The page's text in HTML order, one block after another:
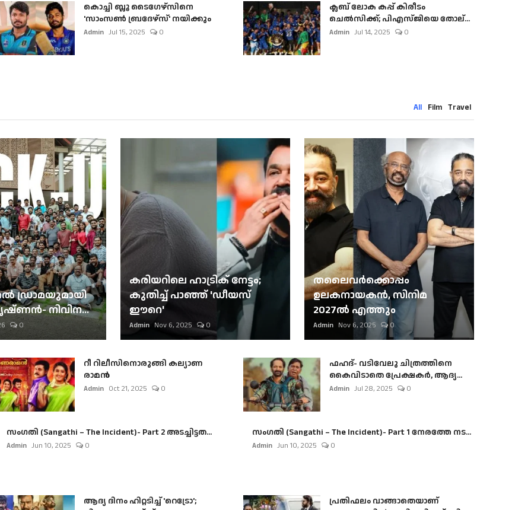
കൊച്ചി ബ്ലൂ ടൈഗേഴ്സിനെ
'സാംസൺ ബ്രദേഴ്സ്' നയിക്കും
Admin Jul 15, 2025 0
ക്ലബ് ലോക കപ്പ് കിരീടം
ചെല്‍സിക്ക്; പിഎസ്ജിയെ തോല്...
Admin Jul 14, 2025 0
All Film Travel
ഡ്രാമയുമായി
നിവിന...
0
കരിയറിലെ ഹാട്രിക് നേട്ടം;
കുതിച്ച് പാഞ്ഞ് 'ഡീയസ്
ഈറെ'
Admin Nov 6, 2025 0
തലൈവര്‍ക്കൊപ്പം
ഉലകനായകന്‍, സിനിമ
2027ല്‍ എത്തും
Admin Nov 6, 2025 0
റീ റിലീസിനൊരുങ്ങി കല്യാണ
രാമൻ
Admin Oct 21, 2025 0
ഫഹദ്- വടിവേലു ചിത്രത്തിനെ
കൈവിടാതെ പ്രേക്ഷകർ, ആദ്യ...
Admin Jul 28, 2025 0
സംഗതി (Sangathi – The Incident)- Part 2 അടച്ചിട്ടത...
Admin Jun 10, 2025 0
സംഗതി (Sangathi – The Incident)- Part 1 നേരത്തേ നട...
Admin Jun 10, 2025 0
ആദ്യ ദിനം ഹിറ്റടിച്ച് 'റെട്രോ';
പ്രതിഫലം വാങ്ങാതെയാണ്